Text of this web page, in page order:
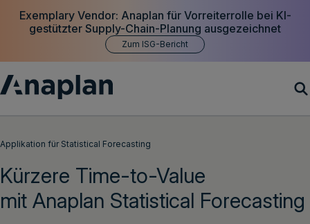
Exemplary Vendor: Anaplan für Vorreiterrolle bei KI-
gestützter Supply-Chain-Planung ausgezeichnet
Zum ISG-Bericht
Customer Success
Ressourcen
Applikation für Statistical Forecasting
Kürzere Time-to-Value
mit Anaplan Statistical Forecasting